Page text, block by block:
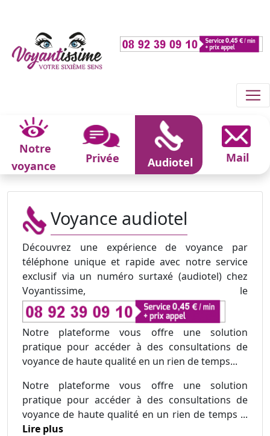
Notre
voyance
Privée Audiotel Mail
Voyance audiotel
Découvrez une expérience de voyance par
téléphone unique et rapide avec notre service
exclusif via un numéro surtaxé (audiotel) chez
Voyantissime, le
Notre plateforme vous offre une solution
pratique pour accéder à des consultations de
voyance de haute qualité en un rien de temps...
Notre plateforme vous offre une solution
pratique pour accéder à des consultations de
voyance de haute qualité en un rien de temps ...
Lire plus